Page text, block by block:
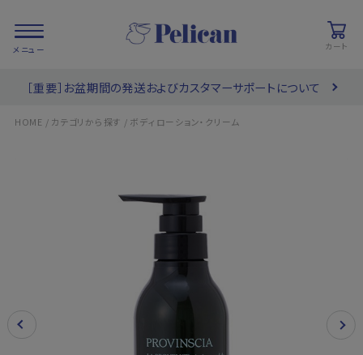
カート
/ 商品を探す
COLLECTIONS/ ブランド一覧
［重要］お盆期間の発送およびカスタマーサポートについて
HOME / カテゴリから探す / ボディローション・クリーム